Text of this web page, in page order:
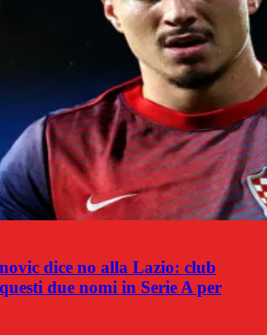
dice no alla Lazio: club
due nomi in Serie A per